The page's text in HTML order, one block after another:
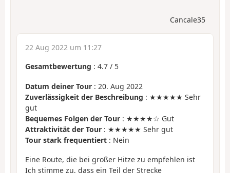
Cancale35
22 Aug 2022 um 11:27
Gesamtbewertung : 4.7 / 5
Datum deiner Tour : 20. Aug 2022
Zuverlässigkeit der Beschreibung : ★★★★★ Sehr
gut
Bequemes Folgen der Tour : ★★★★☆ Gut
Attraktivität der Tour : ★★★★★ Sehr gut
Tour stark frequentiert : Nein
Eine Route, die bei großer Hitze zu empfehlen ist
Ich stimme zu, dass ein Teil der Strecke